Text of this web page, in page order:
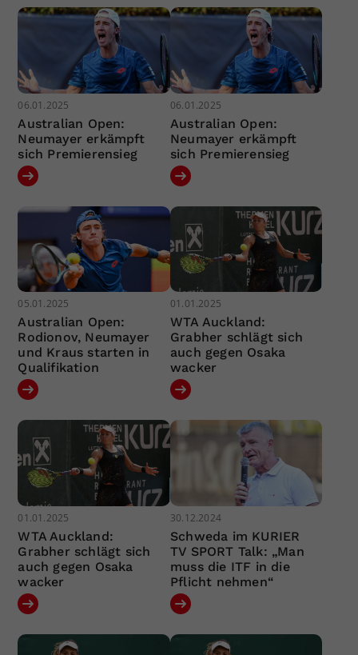
06.01.2025
Australian Open:
Neumayer erkämpft
sich Premierensieg
06.01.2025
Australian Open:
Neumayer erkämpft
sich Premierensieg
05.01.2025
Australian Open:
Rodionov, Neumayer
und Kraus starten in
Qualifikation
01.01.2025
WTA Auckland:
Grabher schlägt sich
auch gegen Osaka
wacker
01.01.2025
WTA Auckland:
Grabher schlägt sich
auch gegen Osaka
wacker
30.12.2024
Schweda im KURIER
TV SPORT Talk: „Man
muss die ITF in die
Pflicht nehmen“